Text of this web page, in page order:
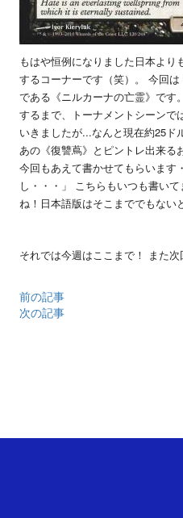
もはや恒例になりました日本よ
するコーナーです（笑）。 今回
である《ニルカーナの亡霊》です
するまで、トーナメントシーンで
いきましたが...なんと現在約25ド
あの《復讐蔦》とピントレ出来る
今回もあえて書かせてもらいます
し・・・」 こちらもいつも書い
ね！日本語版はそこまででもない
それでは今週はここまで！ また次
前の記事
次の記事